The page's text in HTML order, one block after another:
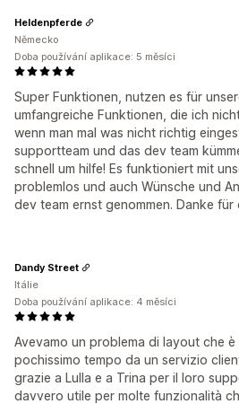
Super Funktionen, nutzen es für
umfangreiche Funktionen, die ich
wenn man mal was nicht richtig
supportteam und das dev team
schnell um hilfe! Es funktioniert mit
problemlos und auch Wünsche und
dev team ernst genommen. Danke für
Heldenpferde
Německo
Doba používání aplikace: 5 měsíci
Avevamo un problema di layout che
pochissimo tempo da un servizio
grazie a Lulla e a Trina per il loro
davvero utile per molte funzionalità
Dandy Street
Itálie
Doba používání aplikace: 4 měsíci